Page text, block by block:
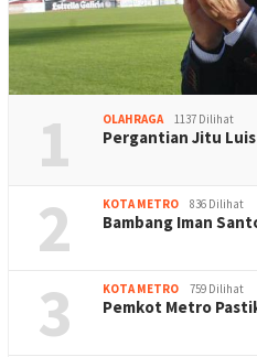
1 OLAHRAGA 1137 Dilihat
Pergantian Jitu
2 KOTA METRO 836 Dilihat
Bambang Iman
3 KOTA METRO 759 Dilihat
Pemkot Metro